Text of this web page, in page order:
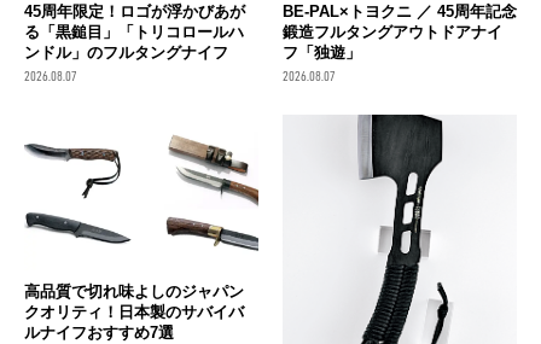
45周年限定！ロゴが浮かびあが
る「黒鎚目」「トリコロールハ
ンドル」のフルタングナイフ
2026.08.07
BE-PAL×トヨクニ ／ 45周年記念
鍛造フルタングアウトドアナイ
フ「独遊」
2026.08.07
高品質で切れ味よしのジャパン
クオリティ！日本製のサバイバ
ルナイフおすすめ7選